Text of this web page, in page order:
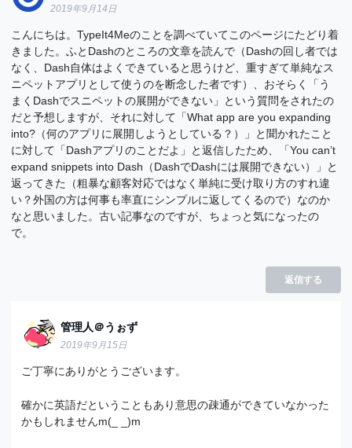
2019年9月14日
こんにちは。TypeIt4Meのことを調べていてこのページにたどり着
きました。ふとDashのところの文章を読んで（Dashの回し者では
なく、Dash自体はよくできていると思うけど、重すぎて単純なス
ニペットアプリとして使うのを断念した者です）、おそらく「う
まくDashでスニペットの展開ができない」という質問をされたの
だと予想しますが、それに対して「What app are you expanding
into?（何のアプリに展開しようとしている？）」と聞かれたこと
に対して「Dashアプリのことだよ」と返信したため、「You can’t
expand snippets into Dash（DashでDashには展開できない）」と
返ってきた（粗暴な顧客対応ではなく単純に受け取り方のすれ違
い？外国の方は何事も率直にシンプルに返してくるので）なのか
なと思いました。古い記事なのですが、ちょっと気になったの
で。
返信する
管理人＠うぉず
2019年9月15日
ご丁寧にありがとうございます。
確かに英語だということもあり意思の疎通ができていなかった
かもしれませんm(_ _)m